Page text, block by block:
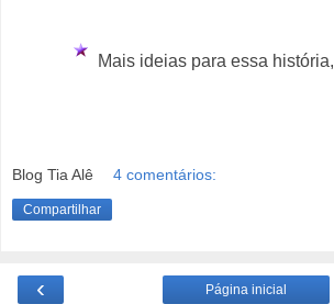
Mais ideias para essa história,
Blog Tia Alê 4 comentários:
Compartilhar
‹ Página inicial